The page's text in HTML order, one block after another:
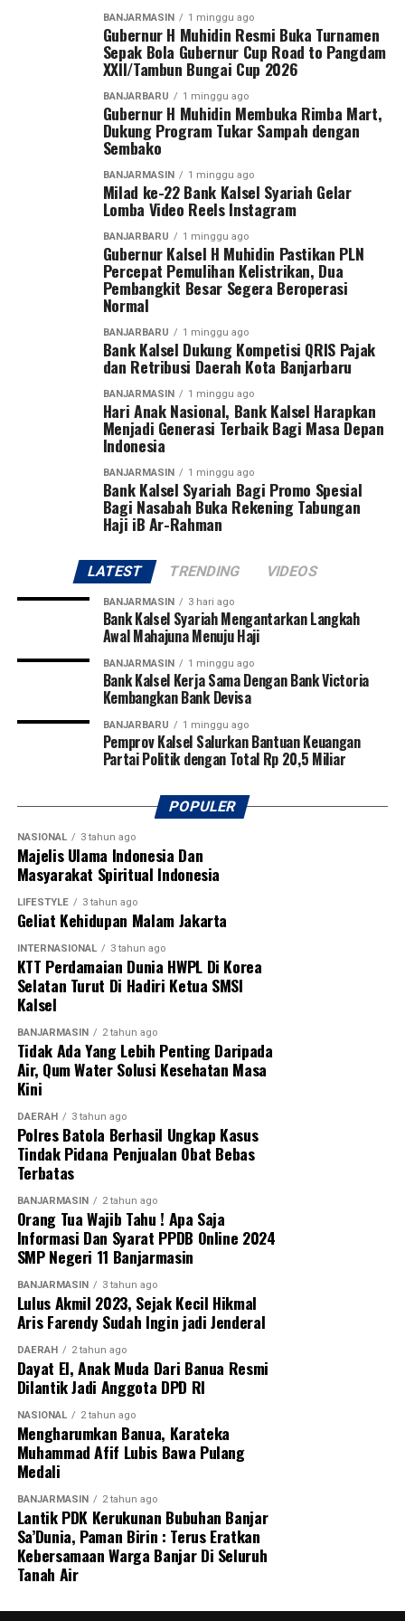
WhatsApp 0 Facebook 0
Messenger 0
dampak pemadaman bergilir dapat segera diatasi.
“Alhamdulillah, salah satu pembangkit yang sebelumnya
Juli 2026. Kami terus bekerja keras bersama seluruh
personel PLN dan berkoordinasi dengan seluruh
pengelola pembangkit agar unit yang masih dalam
perbaikan dapat segera beroperasi,” ujar Saleh Siswanto.
PLN katanya optimis setelah pembangkit Tanjung
Power Indonesia dan Unit 2 SKS Listrik Kalimantan
beroperasi penuh, pasokan daya akan kembali
mencukupi sehingga pemadaman bergilir dapat
“Dengan beroperasinya kembali kedua pembangkit
berkapasitas masing-masing 100 megawatt tersebut,
sistem interkoneksi kelistrikan Kalimantan Selatan,
Kalimantan Tengah, Timur dan Kalimantan Utara,
dipastikan akan semakin kuat dan andal dalam
memenuhi kebutuhan listrik masyarakat, ” pungkasnya.
Post Views: 21
Sebarkan
WhatsApp 0
Messenger 0 Twitter 0
terkait partai tertentu.
Arahan pada materi rakor selanjutnya disampaikan
Sekdaprov Syarifuddin sesuai petunjuk Gubernur H
“Banyak arahan Bapak Gubernur untuk pelaksanaan
acara peringatan nantinya antinya, apalagi saat ini kita
dalam kondisi penghematan anggaran, ” ucap
Kendati demikian, Pemprov tetap menyediakan kegiatan
untuk masyarakat seperti hiburan dan angkutan gratis,
termasuk rencana penyediaan makanan gratis seperti
tahun lalu. [adv/adpim]
Post Views: 23
Sebarkan
WhatsApp 0 Facebook 0
Messenger 0
BANJARMASIN 1 minggu ago
Gubernur H Muhidin Resmi Buka Turnamen
Sepak Bola Gubernur Cup Road to Pangdam
XXII/Tambun Bungai Cup 2026
BANJARBARU 1 minggu ago
Gubernur H Muhidin Membuka Rimba Mart,
Dukung Program Tukar Sampah dengan
Sembako
BANJARMASIN 1 minggu ago
Milad ke-22 Bank Kalsel Syariah Gelar
Lomba Video Reels Instagram
BANJARBARU 1 minggu ago
Gubernur Kalsel H Muhidin Pastikan PLN
Percepat Pemulihan Kelistrikan, Dua
Pembangkit Besar Segera Beroperasi
Normal
BANJARBARU 1 minggu ago
Bank Kalsel Dukung Kompetisi QRIS Pajak
dan Retribusi Daerah Kota Banjarbaru
BANJARMASIN 1 minggu ago
Hari Anak Nasional, Bank Kalsel Harapkan
Menjadi Generasi Terbaik Bagi Masa Depan
Indonesia
BANJARMASIN 1 minggu ago
Bank Kalsel Syariah Bagi Promo Spesial
Bagi Nasabah Buka Rekening Tabungan
Haji iB Ar-Rahman
LATEST TRENDING VIDEOS
BANJARMASIN 3 hari ago
Bank Kalsel Syariah Mengantarkan Langkah
Awal Mahajuna Menuju Haji
BANJARMASIN 1 minggu ago
Bank Kalsel Kerja Sama Dengan Bank Victoria
Kembangkan Bank Devisa
BANJARBARU 1 minggu ago
Pemprov Kalsel Salurkan Bantuan Keuangan
Partai Politik dengan Total Rp 20,5 Miliar
POPULER
NASIONAL 3 tahun ago
Majelis Ulama Indonesia Dan
Masyarakat Spiritual Indonesia
LIFESTYLE 3 tahun ago
Geliat Kehidupan Malam Jakarta
INTERNASIONAL 3 tahun ago
KTT Perdamaian Dunia HWPL Di Korea
Selatan Turut Di Hadiri Ketua SMSI
Kalsel
BANJARMASIN 2 tahun ago
Tidak Ada Yang Lebih Penting Daripada
Air, Qum Water Solusi Kesehatan Masa
Kini
DAERAH 3 tahun ago
Polres Batola Berhasil Ungkap Kasus
Tindak Pidana Penjualan Obat Bebas
Terbatas
BANJARMASIN 2 tahun ago
Orang Tua Wajib Tahu ! Apa Saja
Informasi Dan Syarat PPDB Online 2024
SMP Negeri 11 Banjarmasin
BANJARMASIN 3 tahun ago
Lulus Akmil 2023, Sejak Kecil Hikmal
Aris Farendy Sudah Ingin jadi Jenderal
DAERAH 2 tahun ago
Dayat El, Anak Muda Dari Banua Resmi
Dilantik Jadi Anggota DPD RI
NASIONAL 2 tahun ago
Mengharumkan Banua, Karateka
Muhammad Afif Lubis Bawa Pulang
Medali
BANJARMASIN 2 tahun ago
Lantik PDK Kerukunan Bubuhan Banjar
Sa’Dunia, Paman Birin : Terus Eratkan
Kebersamaan Warga Banjar Di Seluruh
Tanah Air